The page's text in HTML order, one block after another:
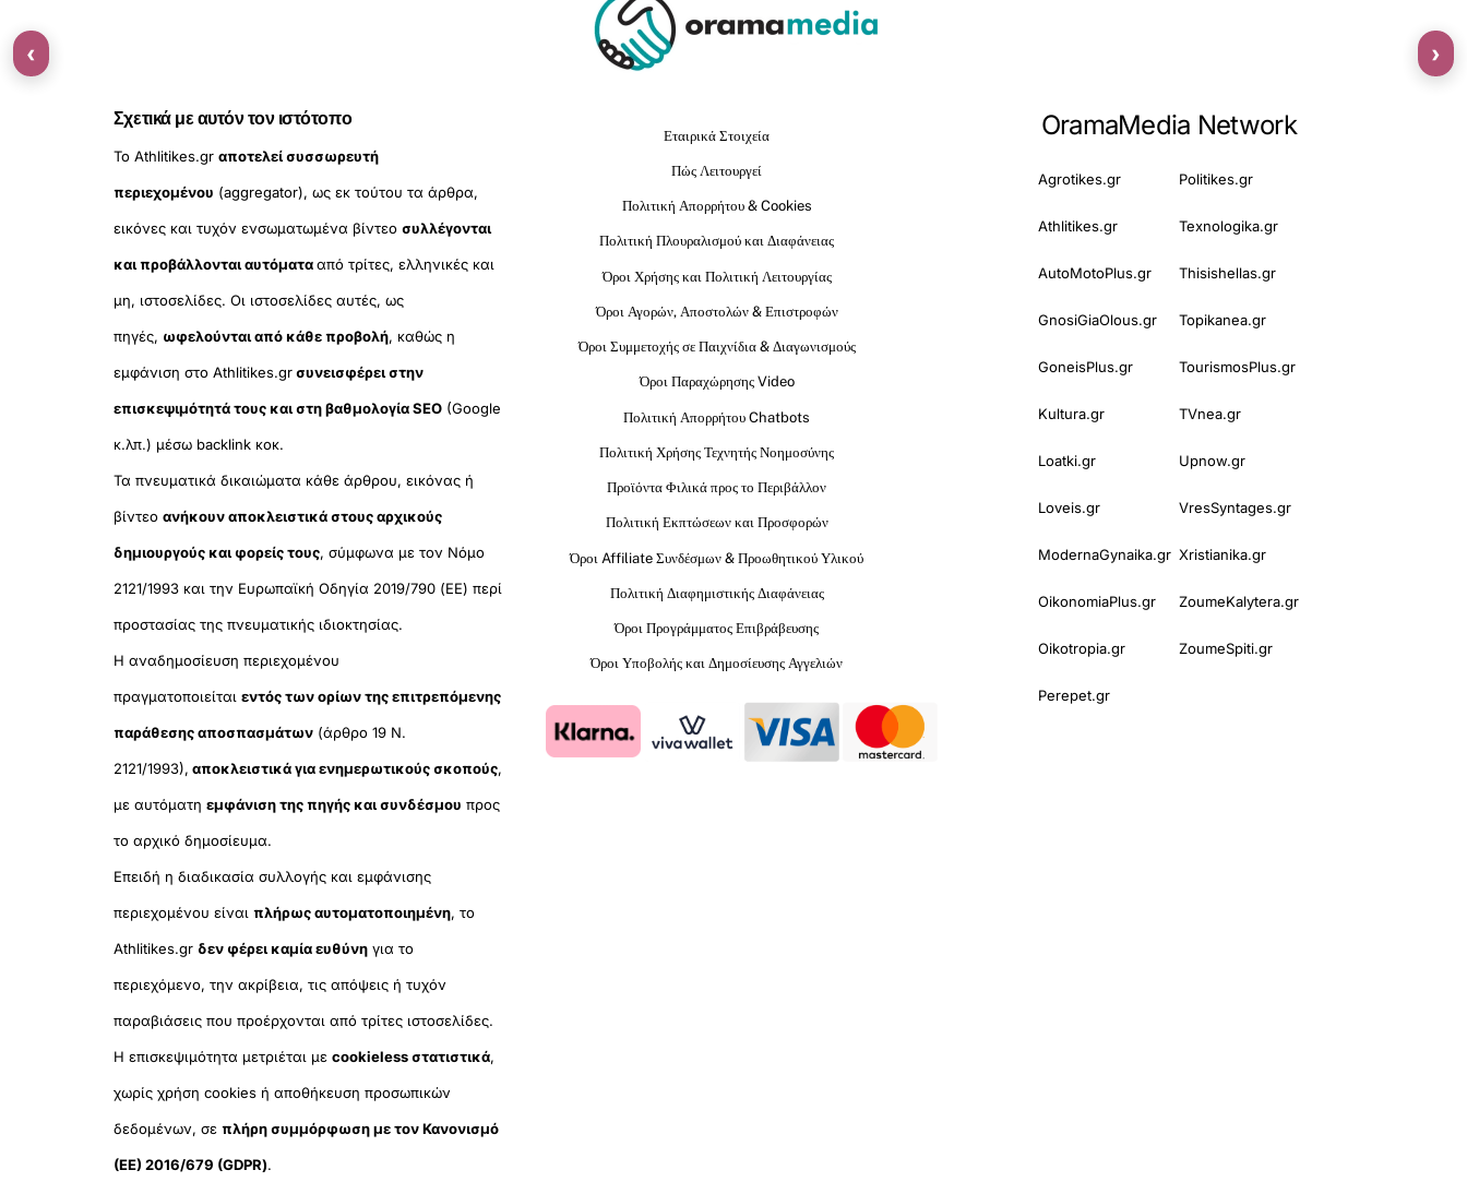
Σχετικά με αυτόν τον ιστότοπο
Το Athlitikes.gr αποτελεί συσσωρευτή
περιεχομένου (aggregator), ως εκ τούτου τα άρθρα,
εικόνες και τυχόν ενσωματωμένα βίντεο συλλέγονται
και προβάλλονται αυτόματααπό τρίτες, ελληνικές και
μη, ιστοσελίδες. Οι ιστοσελίδες αυτές, ως
πηγές, ωφελούνται από κάθε προβολή, καθώς η
εμφάνιση στο Athlitikes.grσυνεισφέρει στην
επισκεψιμότητά τους και στη βαθμολογία SEO(Google
κ.λπ.) μέσω backlink κοκ.
Τα πνευματικά δικαιώματα κάθε άρθρου, εικόνας ή
βίντεο ανήκουν αποκλειστικά στους αρχικούς
δημιουργούς και φορείς τους, σύμφωνα με τον Νόμο
2121/1993 και την Ευρωπαϊκή Οδηγία 2019/790 (ΕΕ) περί
προστασίας της πνευματικής ιδιοκτησίας.
Η αναδημοσίευση περιεχομένου
πραγματοποιείται εντός των ορίων της επιτρεπόμενης
παράθεσης αποσπασμάτων(άρθρο 19 Ν.
2121/1993), αποκλειστικά για ενημερωτικούς σκοπούς,
με αυτόματη εμφάνιση της πηγής και συνδέσμου προς
το αρχικό δημοσίευμα.
Επειδή η διαδικασία συλλογής και εμφάνισης
περιεχομένου είναι πλήρως αυτοματοποιημένη, το
Athlitikes.gr δεν φέρει καμία ευθύνηγια το
περιεχόμενο, την ακρίβεια, τις απόψεις ή τυχόν
παραβιάσεις που προέρχονται από τρίτες ιστοσελίδες.
Η επισκεψιμότητα μετριέται με cookieless στατιστικά,
χωρίς χρήση cookies ή αποθήκευση προσωπικών
δεδομένων, σε πλήρη συμμόρφωση με τον Κανονισμό
(ΕΕ) 2016/679 (GDPR).
Εταιρικά Στοιχεία
Πώς Λειτουργεί
Πολιτική Απορρήτου & Cookies
Πολιτική Πλουραλισμού και Διαφάνειας
Όροι Χρήσης και Πολιτική Λειτουργίας
Όροι Αγορών, Αποστολών & Επιστροφών
Όροι Συμμετοχής σε Παιχνίδια & Διαγωνισμούς
Όροι Παραχώρησης Video
Πολιτική Απορρήτου Chatbots
Πολιτική Χρήσης Τεχνητής Νοημοσύνης
Προϊόντα Φιλικά προς το Περιβάλλον
Πολιτική Εκπτώσεων και Προσφορών
Όροι Affiliate Συνδέσμων & Προωθητικού Υλικού
Πολιτική Διαφημιστικής Διαφάνειας
Όροι Προγράμματος Επιβράβευσης
Όροι Υποβολής και Δημοσίευσης Αγγελιών
OramaMedia Network
Agrotikes.gr Politikes.gr
Athlitikes.gr Texnologika.gr
AutoMotoPlus.gr Thisishellas.gr
GnosiGiaOlous.gr Topikanea.gr
GoneisPlus.gr TourismosPlus.gr
Kultura.gr TVnea.gr
Loatki.gr Upnow.gr
Loveis.gr VresSyntages.gr
ModernaGynaika.gr Xristianika.gr
OikonomiaPlus.gr ZoumeKalytera.gr
Oikotropia.gr ZoumeSpiti.gr
Perepet.gr
‹ ›